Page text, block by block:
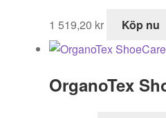
1 519,20 kr Köp nu
OrganoTex